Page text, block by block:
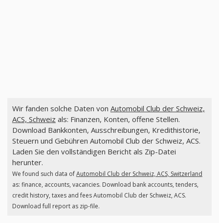
Wir fanden solche Daten von Automobil Club der Schweiz,
ACS, Schweiz als: Finanzen, Konten, offene Stellen.
Download Bankkonten, Ausschreibungen, Kredithistorie,
Steuern und Gebühren Automobil Club der Schweiz, ACS.
Laden Sie den vollständigen Bericht als Zip-Datei
herunter.
We found such data ofAutomobil Club der Schweiz, ACS, Switzerland
as: finance, accounts, vacancies. Download bank accounts, tenders,
credit history, taxes and fees Automobil Club der Schweiz, ACS.
Download full report as zip-file.